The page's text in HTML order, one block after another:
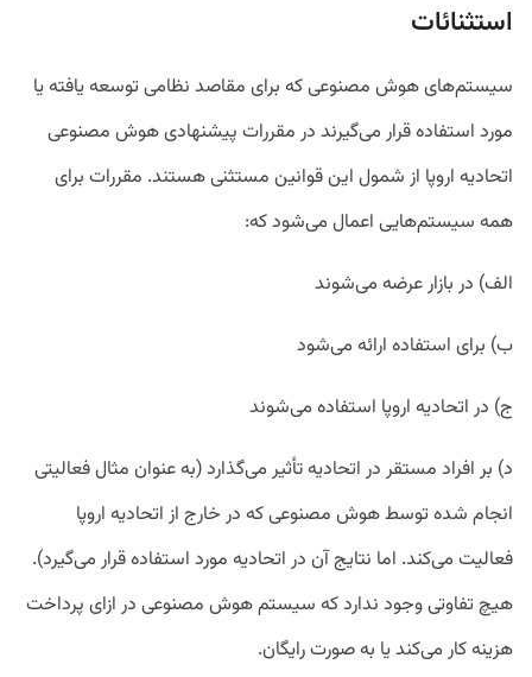
استثنائات
سیستم‌های هوش مصنوعی که برای مقاصد نظامی توسعه یافته یا
مورد استفاده قرار می‌گیرند در مقررات پیشنهادی هوش مصنوعی
اتحادیه اروپا از شمول این قوانین مستثنی هستند. مقررات برای
همه سیستم‌هایی اعمال می‌شود که:
الف) در بازار عرضه می‌شوند
ب) برای استفاده ارائه می‌‎شود
ج) در اتحادیه اروپا استفاده می‌شوند
د) بر افراد مستقر در اتحادیه تأثیر می‌گذارد (به عنوان مثال فعالیتی
انجام شده توسط هوش مصنوعی که در خارج از اتحادیه اروپا
فعالیت می‌کند. اما نتایج آن در اتحادیه مورد استفاده قرار می‌گیرد).
هیچ تفاوتی وجود ندارد که سیستم هوش مصنوعی در ازای پرداخت
هزینه کار می‌کند یا به صورت رایگان.